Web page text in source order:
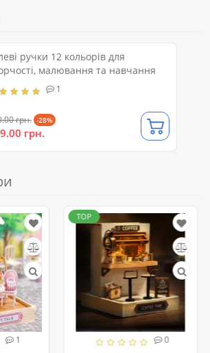
ручки 12 кольорів для
малювання та навчання
1
грн. -28%
грн.
1
TOP
0